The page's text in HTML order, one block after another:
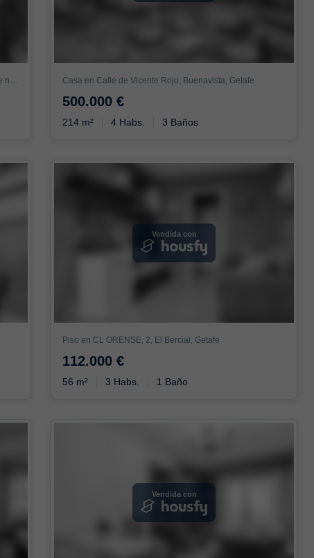
Casa en Calle de Vicente Rojo, Buenavista, Getafe
500.000 €
214 m² 4 Habs. 3 Baños
Vendida con
Piso en CL ORENSE, 2, El Bercial, Getafe
112.000 €
56 m² 3 Habs. 1 Baño
Vendida con